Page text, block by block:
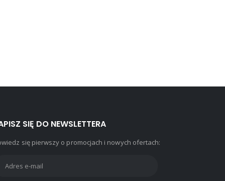
SIĘ DO NEWSLETTERA
się pierwszy o promocjach i nowych ofertach: